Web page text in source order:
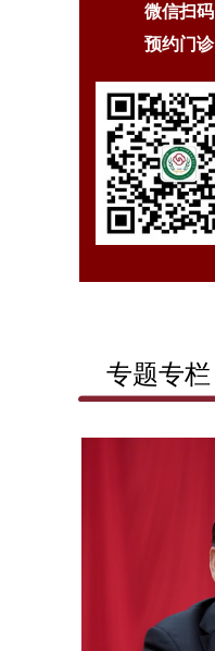
微信扫码
预约门诊
专题专栏